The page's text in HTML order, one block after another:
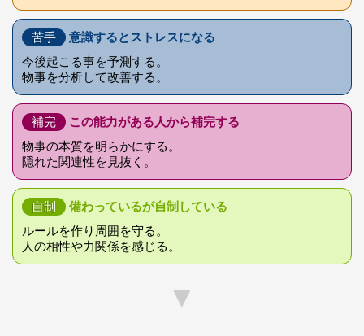
苦手
意識するとストレスになる
今後起こる事を予測する。
物事を分析して改善する。
補完
この能力がある人から補完する
物事の本質を明らかにする。
隠れた関連性を見抜く。
自制
備わっているが自制している
ルールを作り周囲を守る。
人の相性や力関係を感じる。
▼